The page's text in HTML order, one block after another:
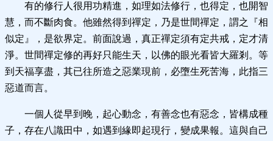
有的修行人很用功精進，如理如法修行，也得定，也開智
慧，而不斷肉食。他雖然得到禪定，乃是世間禪定，謂之『相
似定』，是欲界定。前面說過，真正禪定須有定共戒，定才清
淨。世間禪定修的再好只能生天，以佛的眼光看皆大羅剎。等
到天福享盡，其已往所造之惡業現前，必墮生死苦海，此指三
惡道而言。
一個人從早到晚，起心動念，有善念也有惡念，皆構成種
子，存在八識田中，如遇到緣即起現行，變成果報。這與自己